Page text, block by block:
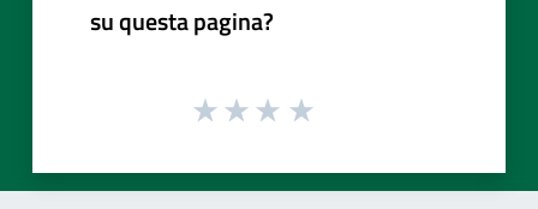
su questa pagina?